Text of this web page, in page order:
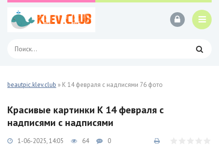
beautpic.klev.club » К 14 февраля с надписями 76 фото
Красивые картинки К 14 февраля с
надписями с надписями
1-06-2025, 14:05 64 0